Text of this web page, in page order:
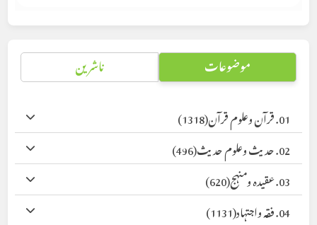
موضوعات ناشرین
01. قرآن وعلوم قرآن
(1318)
02. حدیث وعلوم حدیث
(496)
03. عقیدہ ومنہج
(620)
04. فقہ واجتہاد
(1131)